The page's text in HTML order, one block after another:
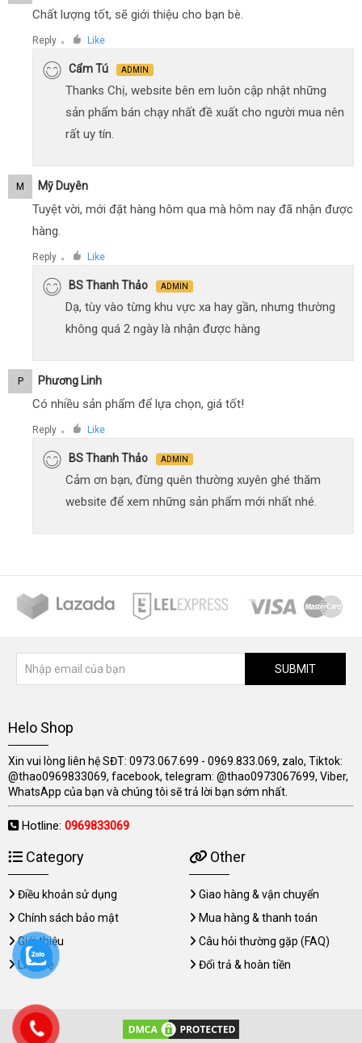
Chất lượng tốt, sẽ giới thiệu cho bạn bè.
Reply ● Like
Cẩm Tú ADMIN
Thanks Chị, website bên em luôn cập nhật những
sản phẩm bán chạy nhất đề xuất cho người mua nên
rất uy tín.
M Mỹ Duyên
Tuyệt vời, mới đặt hàng hôm qua mà hôm nay đã nhận được
hàng.
Reply ● Like
BS Thanh Thảo ADMIN
Dạ, tùy vào từng khu vực xa hay gần, nhưng thường
không quá 2 ngày là nhận được hàng
P Phương Linh
Có nhiều sản phẩm để lựa chọn, giá tốt!
Reply ● Like
BS Thanh Thảo ADMIN
Cảm ơn bạn, đừng quên thường xuyên ghé thăm
website để xem những sản phẩm mới nhất nhé.
SUBMIT
Helo Shop
Xin vui lòng liên hệ SĐT: 0973.067.699 - 0969.833.069, zalo, Tiktok:
@thao0969833069, facebook, telegram: @thao0973067699, Viber,
WhatsApp của bạn và chúng tôi sẽ trả lời bạn sớm nhất.
Hotline: 0969833069
Category
Điều khoản sử dụng
Chính sách bảo mật
Giới thiệu
Liên hệ
Other
Giao hàng & vận chuyển
Mua hàng & thanh toán
Câu hỏi thường gặp (FAQ)
Đổi trả & hoàn tiền